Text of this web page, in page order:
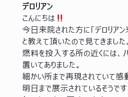
デロリアン
こんにちは
今日来院された方に「デロリアン
と教えて頂いたので見てきました
燃料を投入する所の近くには、
置いてありました。
細かい所まで再現されていて感
明日まで展示されているそうです